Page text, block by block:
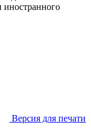
иностранного
Версия для печати